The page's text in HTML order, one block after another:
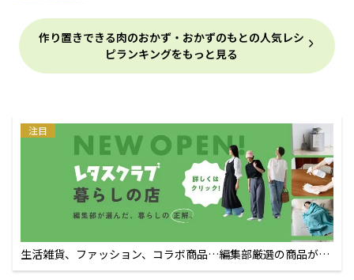
作り置きできる肉のおかず・おかずのもとの人気レシ
ピランキングをもっと見る
注目
生活雑貨、ファッション、コラボ商品…編集部厳選の商品が買
えるECサイト